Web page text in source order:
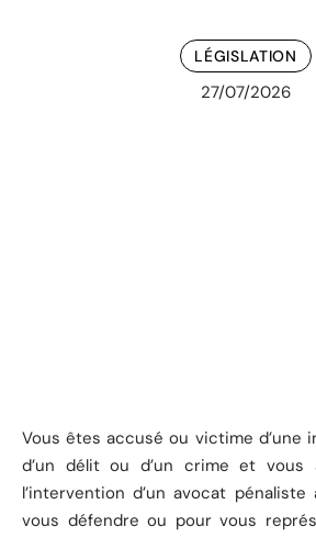
LÉGISLATION
27/07/2026
Vous êtes accusé ou victime d’une
d’un délit ou d’un crime et vous
l’intervention d’un avocat
vous défendre ou pour vous